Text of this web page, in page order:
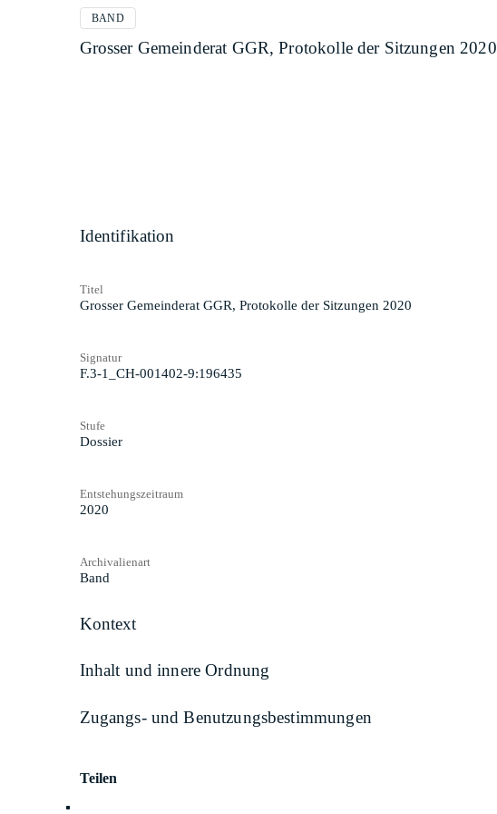
BAND
Grosser Gemeinderat GGR, Protokolle der Sitzungen 2020
Identifikation
Titel
Grosser Gemeinderat GGR, Protokolle der Sitzungen 2020
Signatur
F.3-1_CH-001402-9:196435
Stufe
Dossier
Entstehungszeitraum
2020
Archivalienart
Band
Kontext
Inhalt und innere Ordnung
Zugangs- und Benutzungsbestimmungen
Teilen